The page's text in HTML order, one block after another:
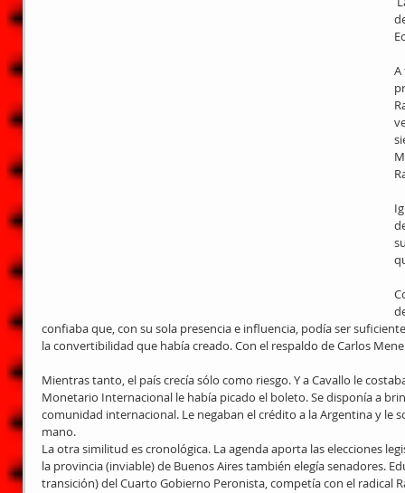
A
confiaba que, con su sola presencia e influencia, podía ser
la convertibilidad que había creado. Con el respaldo de Carlos
Mientras tanto, el país crecía sólo como riesgo. Y a Cavallo le
Monetario Internacional le había picado el boleto. Se disponía a
comunidad internacional. Le negaban el crédito a la Argentina y le
mano.
La otra similitud es cronológica. La agenda aporta las elecciones
la provincia (inviable) de Buenos Aires también elegía senadores.
transición) del Cuarto Gobierno Peronista, competía con el radical